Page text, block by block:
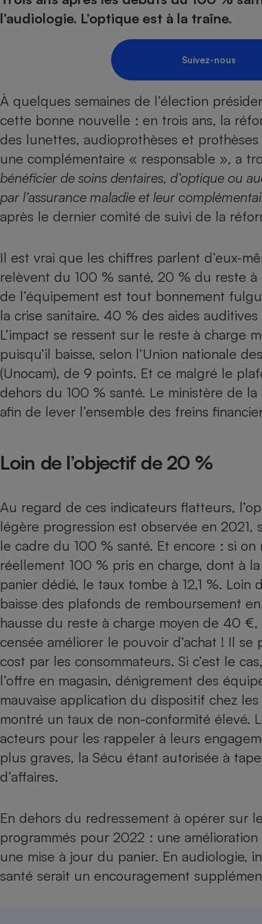
l’audiologie. L’optique est à la traîne.
Suivez-nous
À quelques semaines de l’élection
cette bonne nouvelle : en trois ans, la
des lunettes, audioprothèses et
une complémentaire « responsable », a
bénéficier de soins dentaires, d’optique ou
par l’assurance maladie et leur
après le dernier comité de suivi de la
Il est vrai que les chiffres parlent d’eux-
relèvent du 100 % santé, 20 % du reste
de l’équipement est tout bonnement
la crise sanitaire. 40 % des aides auditives
L’impact se ressent sur le reste à charge
puisqu’il baisse, selon l’Union nationale
(Unocam), de 9 points. Et ce malgré le
dehors du 100 % santé. Le ministère de
afin de lever l’ensemble des freins
Loin de l’objectif de 20 %
Au regard de ces indicateurs flatteurs,
légère progression est observée en
le cadre du 100 % santé. Et encore : si
réellement 100 % pris en charge, dont à
panier dédié, le taux tombe à 12,1 %.
baisse des plafonds de remboursement
hausse du reste à charge moyen de 40 €,
censée améliorer le pouvoir d’achat ! Il
cost par les consommateurs. Si c’est le
l’offre en magasin, dénigrement des
mauvaise application du dispositif chez
montré un taux de non-conformité élevé.
acteurs pour les rappeler à leurs
plus graves, la Sécu étant autorisée à
d’affaires.
En dehors du redressement à opérer sur
programmés pour 2022 : une
une mise à jour du panier. En audiologie,
santé serait un encouragement
Nutrition
Epargne -
Assurance
Assurance
Contrôle
Pièce
Moto
Comparatif
Comparatif
Comparatif
Comparatif
Comparatif
Comparatif
Comparatif
Comparatif
Gros
Petit
Lave-
Plaque de
Comparatif
Comparatif
Comparatif
Comparatif
Comparatif
Image et son
Informatique
Internet
Téléphonie
Téléphone
Comparatif
Comparatif
Comparatif
Chauffage
Produit
Sécurité
Radiateur
Hygiène -
Maladie -
Maison de
Choisir son pellet
Comparateur assurance emprunteur
Energie Moins Chère Ensemble
Tous les comparateurs
Toutes les cartes interactives
Speedtest - Testez le débit
connexion Internet
nous ?